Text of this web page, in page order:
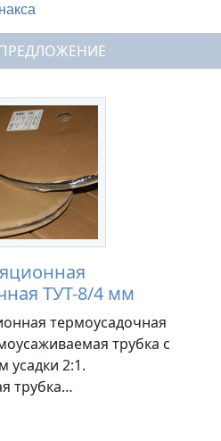
ТУТ-8/4 мм
термоусадочная
трубка с
усадки 2:1.
трубка…